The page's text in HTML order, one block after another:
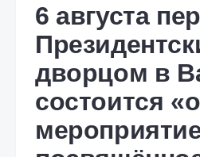
6 августа
дворцом в
состоится